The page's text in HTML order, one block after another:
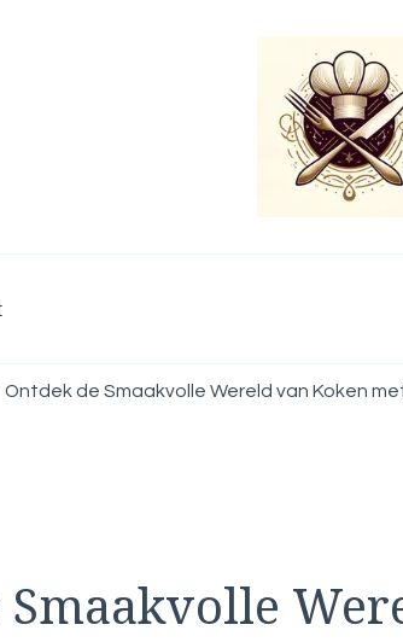
Ontdek de Smaakvolle Wereld van Koken
Smaakvolle